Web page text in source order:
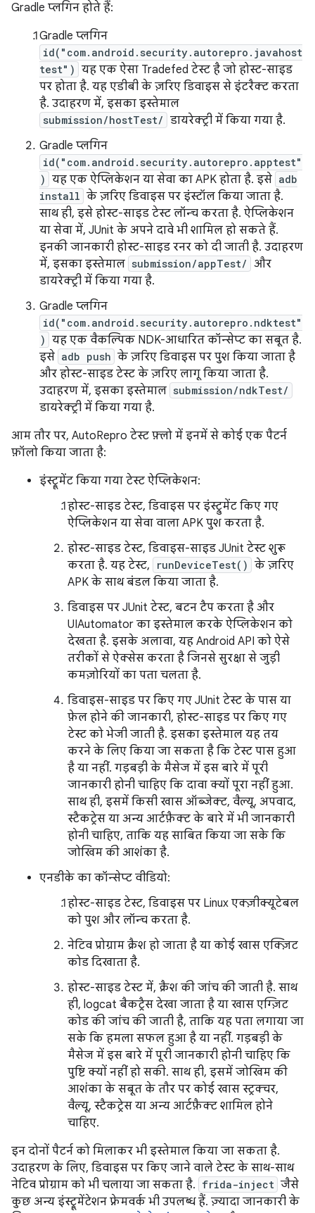
Gradle प्लगिन होते हैं:
Gradle प्लगिन
id("com.android.security.autorepro.javahost
test") यह एक ऐसा Tradefed टेस्ट है जो होस्ट-साइड
पर होता है. यह एडीबी के ज़रिए डिवाइस से इंटरैक्ट करता
है. उदाहरण में, इसका इस्तेमाल
submission/hostTest/ डायरेक्ट्री में किया गया है.
Gradle प्लगिन
id("com.android.security.autorepro.apptest"
) यह एक ऐप्लिकेशन या सेवा का APK होता है. इसे adb
install के ज़रिए डिवाइस पर इंस्टॉल किया जाता है.
साथ ही, इसे होस्ट-साइड टेस्ट लॉन्च करता है. ऐप्लिकेशन
या सेवा में, JUnit के अपने दावे भी शामिल हो सकते हैं.
इनकी जानकारी होस्ट-साइड रनर को दी जाती है. उदाहरण
में, इसका इस्तेमाल submission/appTest/ और
डायरेक्ट्री में किया गया है.
Gradle प्लगिन
id("com.android.security.autorepro.ndktest"
) यह एक वैकल्पिक NDK-आधारित कॉन्सेप्ट का सबूत है.
इसे adb push के ज़रिए डिवाइस पर पुश किया जाता है
और होस्ट-साइड टेस्ट के ज़रिए लागू किया जाता है.
उदाहरण में, इसका इस्तेमाल submission/ndkTest/
डायरेक्ट्री में किया गया है.
आम तौर पर, AutoRepro टेस्ट फ़्लो में इनमें से कोई एक पैटर्न
फ़ॉलो किया जाता है:
इंस्ट्रूमेंट किया गया टेस्ट ऐप्लिकेशन:
होस्ट-साइड टेस्ट, डिवाइस पर इंस्ट्रुमेंट किए गए
ऐप्लिकेशन या सेवा वाला APK पुश करता है.
होस्ट-साइड टेस्ट, डिवाइस-साइड JUnit टेस्ट शुरू
करता है. यह टेस्ट,
runDeviceTest() के ज़रिए
APK के साथ बंडल किया जाता है.
डिवाइस पर JUnit टेस्ट, बटन टैप करता है और
UIAutomator का इस्तेमाल करके ऐप्लिकेशन को
देखता है. इसके अलावा, यह Android API को ऐसे
तरीकों से ऐक्सेस करता है जिनसे सुरक्षा से जुड़ी
कमज़ोरियों का पता चलता है.
डिवाइस-साइड पर किए गए JUnit टेस्ट के पास या
फ़ेल होने की जानकारी, होस्ट-साइड पर किए गए
टेस्ट को भेजी जाती है. इसका इस्तेमाल यह तय
करने के लिए किया जा सकता है कि टेस्ट पास हुआ
है या नहीं. गड़बड़ी के मैसेज में इस बारे में पूरी
जानकारी होनी चाहिए कि दावा क्यों पूरा नहीं हुआ.
साथ ही, इसमें किसी खास ऑब्जेक्ट, वैल्यू, अपवाद,
स्टैकट्रेस या अन्य आर्टफ़ैक्ट के बारे में भी जानकारी
होनी चाहिए, ताकि यह साबित किया जा सके कि
जोखिम की आशंका है.
एनडीके का कॉन्सेप्ट वीडियो:
होस्ट-साइड टेस्ट, डिवाइस पर Linux एक्ज़ीक्यूटेबल
को पुश और लॉन्च करता है.
नेटिव प्रोग्राम क्रैश हो जाता है या कोई खास एक्ज़िट
कोड दिखाता है.
होस्ट-साइड टेस्ट में, क्रैश की जांच की जाती है. साथ
ही, logcat बैकट्रैस देखा जाता है या खास एग्ज़िट
कोड की जांच की जाती है, ताकि यह पता लगाया जा
सके कि हमला सफल हुआ है या नहीं. गड़बड़ी के
मैसेज में इस बारे में पूरी जानकारी होनी चाहिए कि
पुष्टि क्यों नहीं हो सकी. साथ ही, इसमें जोखिम की
आशंका के सबूत के तौर पर कोई खास स्ट्रक्चर,
वैल्यू, स्टैकट्रेस या अन्य आर्टफ़ैक्ट शामिल होने
चाहिए.
इन दोनों पैटर्न को मिलाकर भी इस्तेमाल किया जा सकता है.
उदाहरण के लिए, डिवाइस पर किए जाने वाले टेस्ट के साथ-साथ
नेटिव प्रोग्राम को भी चलाया जा सकता है. frida-inject जैसे
कुछ अन्य इंस्ट्रूमेंटेशन फ़्रेमवर्क भी उपलब्ध हैं. ज़्यादा जानकारी के